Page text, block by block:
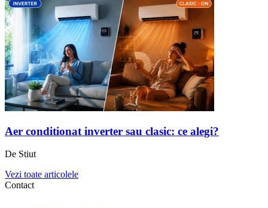
Aer conditionat inverter sau clasic: ce alegi?
De Stiut
Vezi toate articolele
Contact